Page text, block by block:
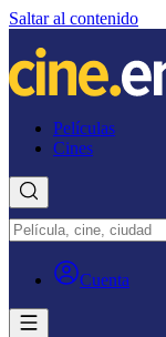
Saltar al contenido
Películas
Cines
Cuenta